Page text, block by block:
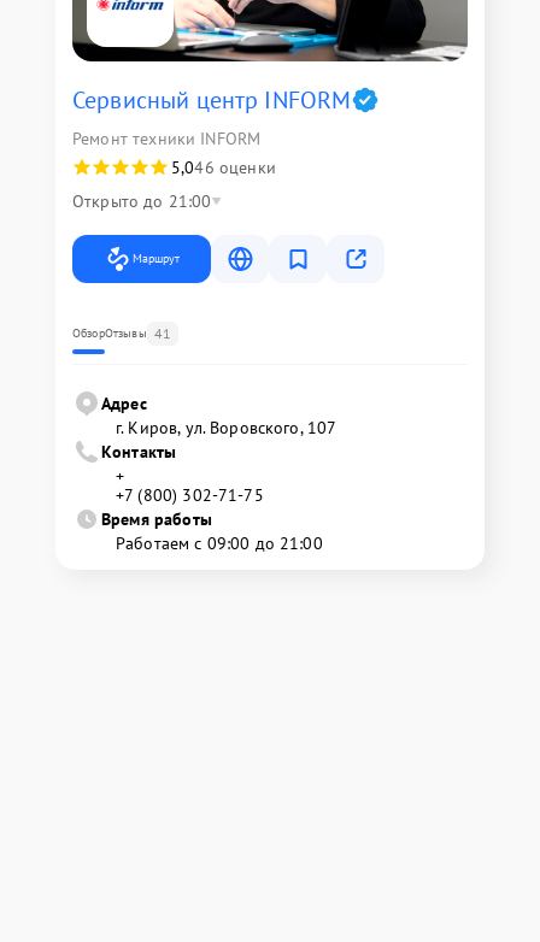
Сервисный центр INFORM
Ремонт техники INFORM
5,046 оценки
Открыто до 21:00
Маршрут
ОбзорОтзывы 41
Адрес
г. Киров, ул. Воровского, 107
Контакты
+
+7 (800) 302-71-75
Время работы
Работаем с 09:00 до 21:00